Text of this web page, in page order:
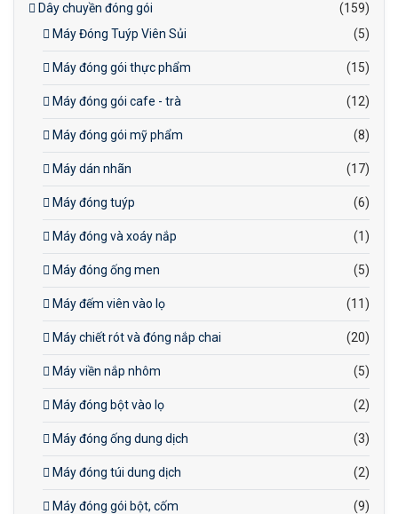
Dây chuyền đóng gói
(159)
Máy Đóng Tuýp Viên Sủi
(5)
Máy đóng gói thực phẩm (15)
Máy đóng gói cafe - trà (12)
Máy đóng gói mỹ phẩm (8)
Máy dán nhãn (17)
Máy đóng tuýp (6)
Máy đóng và xoáy nắp (1)
Máy đóng ống men (5)
Máy đếm viên vào lọ (11)
Máy chiết rót và đóng nắp chai (20)
Máy viền nắp nhôm (5)
Máy đóng bột vào lọ (2)
Máy đóng ống dung dịch (3)
Máy đóng túi dung dịch (2)
Máy đóng gói bột, cốm (9)